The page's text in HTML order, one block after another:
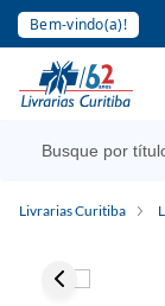
Bem-vindo(a)!
Livrarias Curitiba